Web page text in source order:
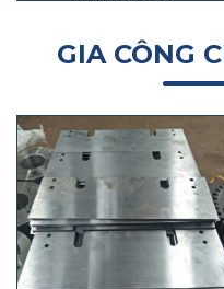
GIA CÔNG